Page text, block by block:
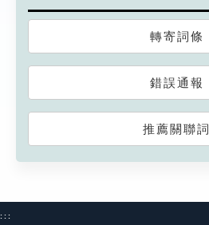
轉寄詞條
錯誤通報
推薦關聯詞
:::